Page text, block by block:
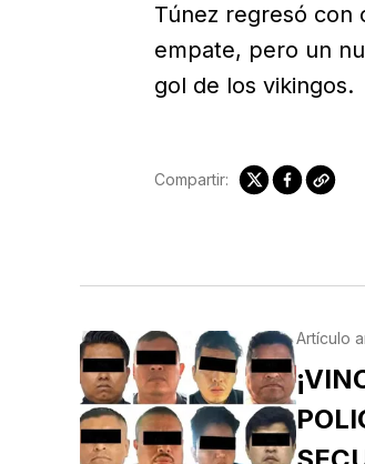
Túnez regresó con
empate, pero un
gol de los vikingos.
Compartir:
Artículo